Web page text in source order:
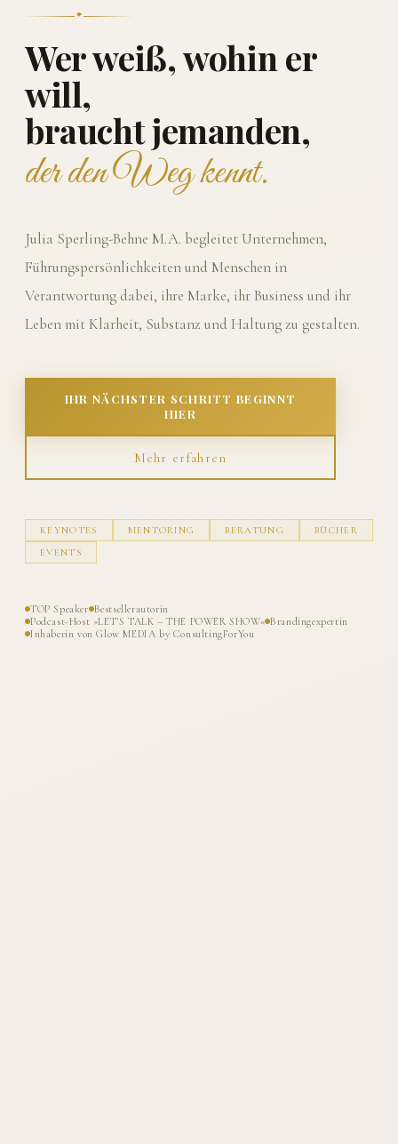
Wer weiß, wohin er
will,
braucht jemanden,
der den Weg kennt.
Julia Sperling-Behne M.A. begleitet Unternehmen,
Führungspersönlichkeiten und Menschen in
Verantwortung dabei, ihre Marke, ihr Business und ihr
Leben mit Klarheit, Substanz und Haltung zu gestalten.
IHR NÄCHSTER SCHRITT BEGINNT
HIER
Mehr erfahren
KEYNOTES MENTORING BERATUNG
BÜCHER
EVENTS
TOP Speaker Bestsellerautorin
Podcast-Host »LET'S TALK – THE POWER SHOW« Brandingexpertin
Inhaberin von Glow MEDIA by ConsultingForYou